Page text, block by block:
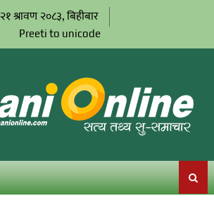
२१ श्रावण २०८३, बिहीबार
Preeti to unicode